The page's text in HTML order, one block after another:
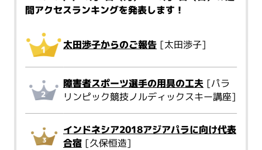
間アクセスランキングを発表します！
太田渉子からのご報告 [太田渉子]
障害者スポーツ選手の用具の工夫 [パラ
リンピック競技ノルディックスキー講座]
インドネシア2018アジアパラに向け代表
合宿[久保恒造]